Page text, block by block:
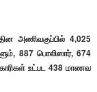
அணிவகுப்பில் 4,025
887 பொலிஸார், 674
உட்பட 438 மாணவ